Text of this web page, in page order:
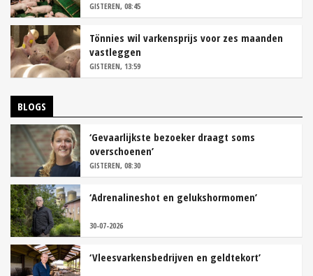
GISTEREN, 08:45
Tönnies wil varkensprijs voor zes maanden
vastleggen
GISTEREN, 13:59
BLOGS
‘Gevaarlijkste bezoeker draagt soms
overschoenen’
GISTEREN, 08:30
‘Adrenalineshot en gelukshormomen’
30-07-2026
‘Vleesvarkensbedrijven en geldtekort’